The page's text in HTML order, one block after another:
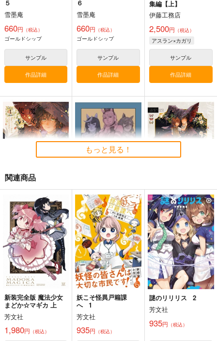
スローループ 11
芳文社
858円（税込）
サンプル
ぼっちDKに花束を—
学園ガーデンバース—
芳文社
891円（税込）
サンプル
歪みの虜 1
講談社
792円（税込）
サンプル
スイムセイムタイム
ジーオーティー
880円（税込）
クラスメイトの元アイ
ドルが、とにかく挙動
不審なんです。 6
KADOKAWA
924円 （税込）
8月31日のロングサマ
ー 11
講談社
５
雪墨庵
660円 （税込）
ゴールドシップ
サンプル
作品詳細
６
雪墨庵
660円 （税込）
ゴールドシップ
サンプル
作品詳細
集編【上】
伊藤工務店
2,500円 （税込）
アスラン×カガリ
サンプル
作品詳細
魔女と使い魔再録本１
はちしろ
2,200円（税込）
サンプル
作品詳細
ゴールドシップ風雲録
7
雪墨庵
660円（税込）
ゴールドシップ
サンプル
作品詳細
魔女と使い魔９
はちしろ
660円（税込）
サンプル
作品詳細
もっと見る！
関連商品
新装完全版 魔法少女
まどか☆マギカ 上
芳文社
1,980円 （税込）
妖こそ怪異戸籍課
へ 1
芳文社
935円 （税込）
謎のリリリス 2
芳文社
935円 （税込）